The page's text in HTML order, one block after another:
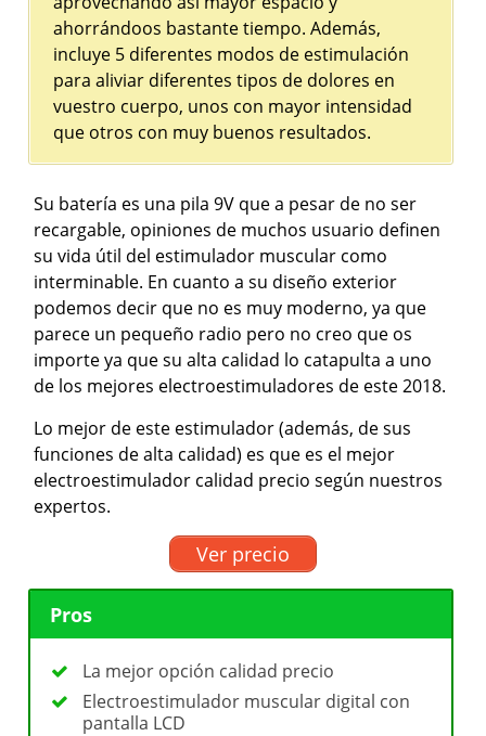
ahorrándoos bastante tiempo. Además,
incluye 5 diferentes modos de estimulación
para aliviar diferentes tipos de dolores en
vuestro cuerpo, unos con mayor intensidad
que otros con muy buenos resultados.
Su batería es una pila 9V que a pesar de no ser
recargable, opiniones de muchos usuario definen
su vida útil del estimulador muscular como
interminable. En cuanto a su diseño exterior
podemos decir que no es muy moderno, ya que
parece un pequeño radio pero no creo que os
importe ya que su alta calidad lo catapulta a uno
de los mejores electroestimuladores de este 2018.
Lo mejor de este estimulador (además, de sus
funciones de alta calidad) es que es el mejor
electroestimulador calidad precio según nuestros
expertos.
Ver precio
Pros
La mejor opción calidad precio
Electroestimulador muscular digital con
pantalla LCD